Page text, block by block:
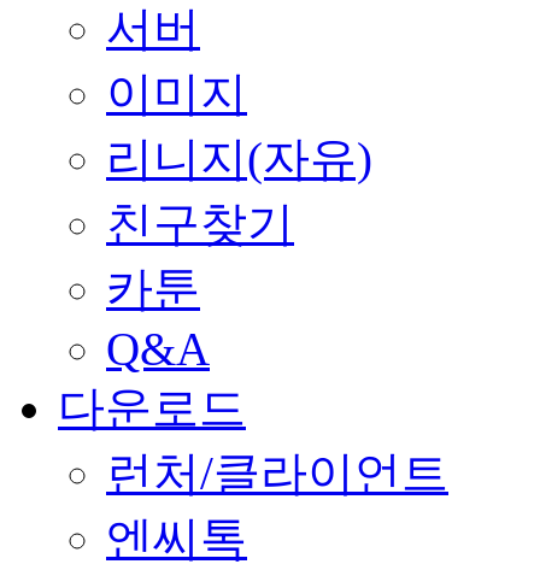
서버
이미지
리니지(자유)
친구찾기
카툰
Q&A
다운로드
런처/클라이언트
엔씨톡